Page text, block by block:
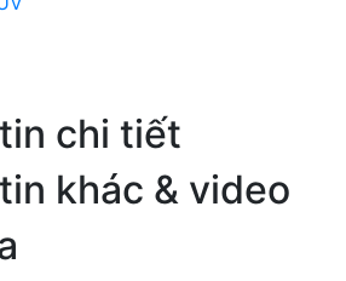
chi tiết
khác & video